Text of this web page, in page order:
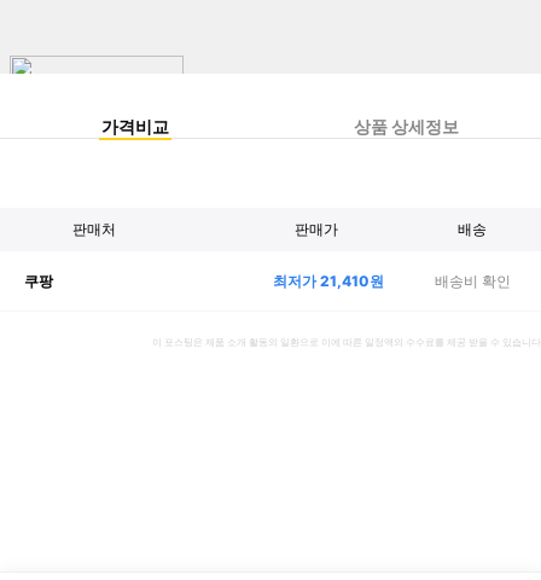
가격비교 상품 상세정보
판매처 판매가 배송
쿠팡 최저가21,410원 배송비 확인
이 포스팅은 제품 소개 활동의 일환으로 이에 따른 일정액의 수수료를 제공 받을 수 있습니다